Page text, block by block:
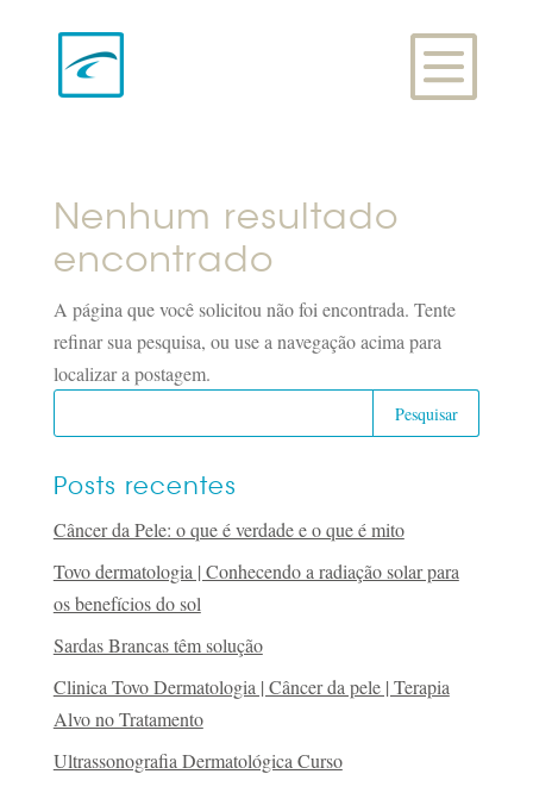
Nenhum resultado
encontrado
A página que você solicitou não foi encontrada. Tente
refinar sua pesquisa, ou use a navegação acima para
localizar a postagem.
Posts recentes
Câncer da Pele: o que é verdade e o que é mito
Tovo dermatologia | Conhecendo a radiação solar para
os benefícios do sol
Sardas Brancas têm solução
Clinica Tovo Dermatologia | Câncer da pele | Terapia
Alvo no Tratamento
Ultrassonografia Dermatológica Curso